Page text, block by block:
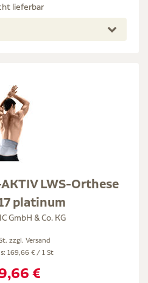
lieferbar
LWS-Orthese
platinum
GmbH & Co. KG
zzgl. Versand
169,66 € / 1 St
€